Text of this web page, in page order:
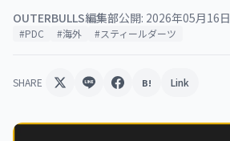
OUTERBULLS編集部公開: 2026年05月16日
#PDC #海外 #スティールダーツ
SHARE B! Link